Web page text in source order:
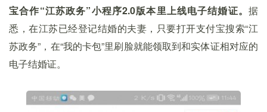
宝合作“江苏政务”小程序2.0版本里上线电子结婚证。 据
悉，在江苏已经登记结婚的夫妻，只要打开支付宝搜索“江
苏政务”，在“我的卡包”里刷脸就能领取到和实体证相对应的
电子结婚证。